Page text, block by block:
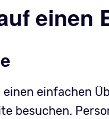
einen
einfachen
besuchen.